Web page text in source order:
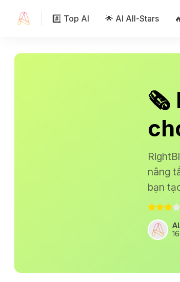
#️⃣ Top AI 🌟 AI All-Stars
🗞
nâng
bạn